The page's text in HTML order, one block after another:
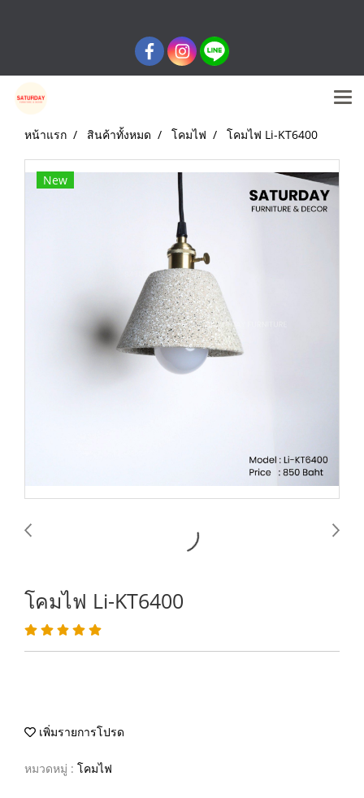
หน้าแรก สินค้าทั้งหมด โคมไฟ โคมไฟ Li-KT6400
New
โคมไฟ Li-KT6400
เพิ่มรายการโปรด
หมวดหมู่ : โคมไฟ